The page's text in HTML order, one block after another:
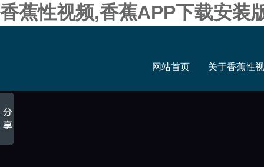
香蕉性视频,香蕉APP下载安装
网站首页 关于香蕉性